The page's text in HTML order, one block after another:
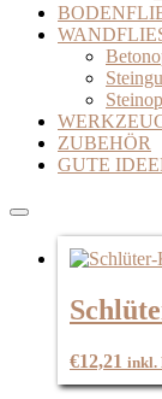
ZUBEHÖR
GUTE
€12,21 inkl.